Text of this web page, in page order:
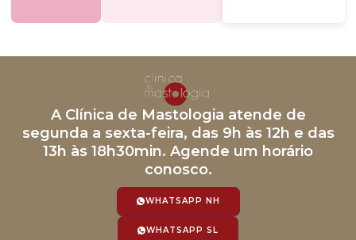
A Clínica de Mastologia atende de
segunda a sexta-feira, das 9h às 12h e das
13h às 18h30min. Agende um horário
conosco.
WHATSAPP NH
WHATSAPP SL